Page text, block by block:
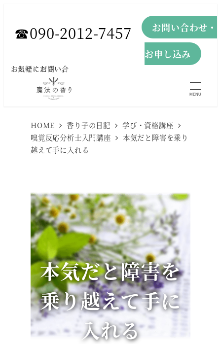
ン
☎︎090-2012-7457 お問い合わせ・
お申し込み
お気軽にお問い合わせください。
MENU
HOME 香り子の日記
学び・資格講座
嗅覚反応分析士入門講座
本気だと障害を乗り
越えて手に入れる
本気だと障害を
乗り越えて手に
入れる